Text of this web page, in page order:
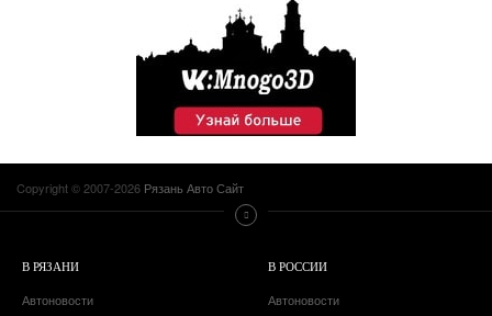
Copyright © 2007-2026 Рязань Авто Сайт
В РЯЗАНИ
Автоновости
В РОССИИ
Автоновости